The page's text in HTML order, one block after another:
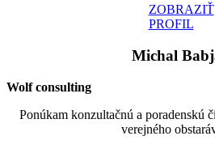
ZOBRAZIŤ
PROFIL
Michal
Wolf consulting
Ponúkam konzultačnú a poradenskú
verejného